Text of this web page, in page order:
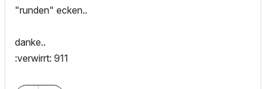
"runden" ecken..
danke..
:verwirrt: 911